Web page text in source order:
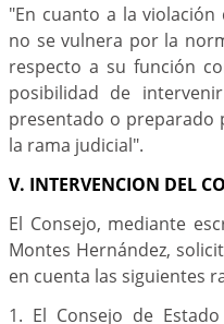
"En cuanto a la
no se vulnera por la
respecto a su función
posibilidad de
presentado o preparado
la rama judicial".
V. INTERVENCION DEL
El Consejo, mediante
Montes Hernández,
en cuenta las siguientes
1. El Consejo de